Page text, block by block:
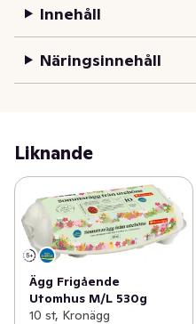
Innehåll
Näringsinnehåll
Liknande
Ägg Frigående
Utomhus M/L 530g
10 st, Kronägg